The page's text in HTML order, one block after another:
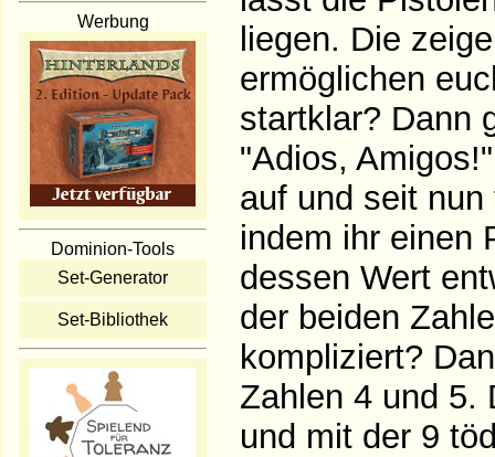
Werbung
Dominion-Tools
Set-Generator
Set-Bibliothek
liegen. Die
ermöglichen
startklar? Dann
"Adios,
auf und seit
indem ihr einen
dessen Wert
der beiden
kompliziert?
Zahlen 4 und 5.
und mit der 9